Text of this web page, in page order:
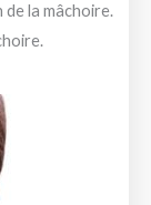
la mâchoire.